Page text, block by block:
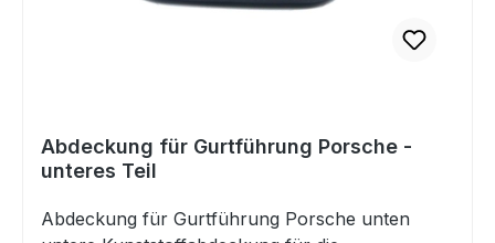
Abdeckung für Gurtführung Porsche -
unteres Teil
Abdeckung für Gurtführung Porsche unten